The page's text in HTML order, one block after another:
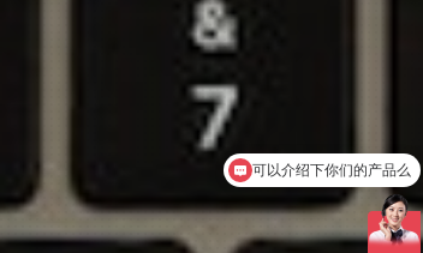
你们是怎么收费的呢